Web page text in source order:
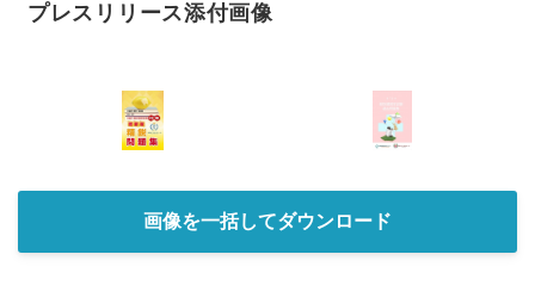
プレスリリース添付画像
画像を一括してダウンロード